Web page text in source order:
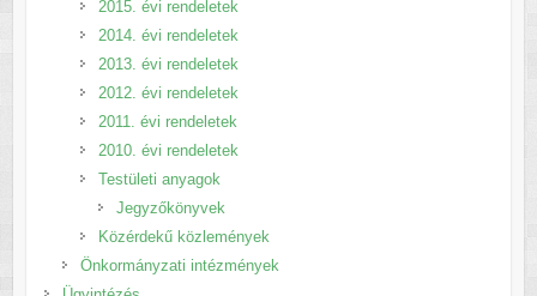
2015. évi rendeletek
2014. évi rendeletek
2013. évi rendeletek
2012. évi rendeletek
2011. évi rendeletek
2010. évi rendeletek
Testületi anyagok
Jegyzőkönyvek
Közérdekű közlemények
Önkormányzati intézmények